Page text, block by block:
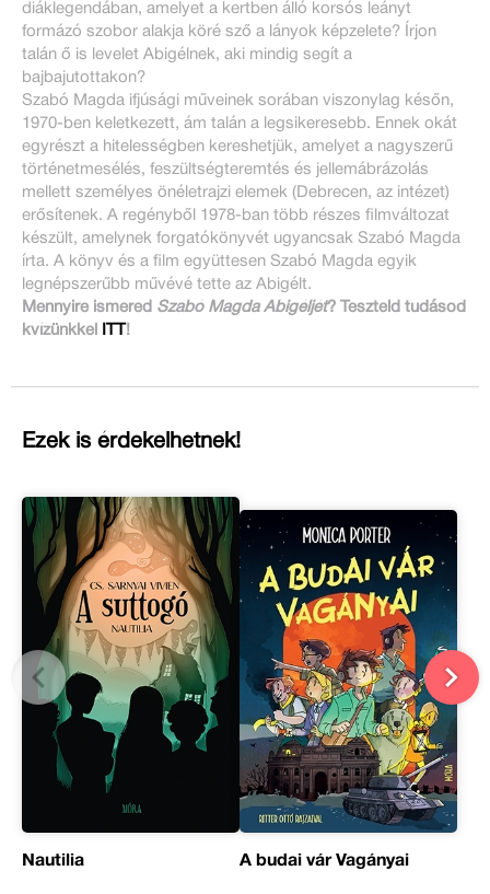
diáklegendában, amelyet a kertben álló korsós leányt
formázó szobor alakja köré sző a lányok képzelete? Írjon
talán ő is levelet Abigélnek, aki mindig segít a
bajbajutottakon?
Szabó Magda ifjúsági műveinek sorában viszonylag későn,
1970-ben keletkezett, ám talán a legsikeresebb. Ennek okát
egyrészt a hitelességben kereshetjük, amelyet a nagyszerű
történetmesélés, feszültségteremtés és jellemábrázolás
mellett személyes önéletrajzi elemek (Debrecen, az intézet)
erősítenek. A regényből 1978-ban több részes filmváltozat
készült, amelynek forgatókönyvét ugyancsak Szabó Magda
írta. A könyv és a film együttesen Szabó Magda egyik
legnépszerűbb művévé tette az Abigélt.
Mennyire ismered Szabó Magda Abigéljét? Teszteld tudásod
kvízünkkel
!
Ezek is érdekelhetnek!
Nautilia A budai vár Vagányai